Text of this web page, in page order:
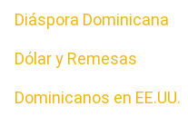
Diáspora Dominicana
Dólar y Remesas
Dominicanos en EE.UU.